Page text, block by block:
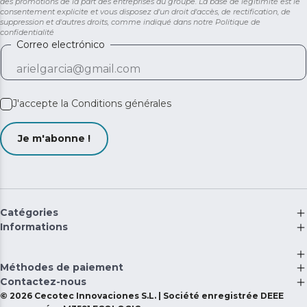
consentement explicite et vous disposez d'un droit d'accès, de rectification, de
suppression et d'autres droits, comme indiqué dans notre Politique de
confidentialité
Correo electrónico
J'accepte la Conditions générales
Je m'abonne !
Catégories
Informations
Méthodes de paiement
Contactez-nous
© 2026 Cecotec Innovaciones S.L. | Société enregistrée DEEE